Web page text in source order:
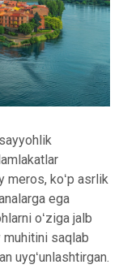
meros, koʻp asrlik
ega
oʻziga jalb
muhitini saqlab
uygʻunlashtirgan.